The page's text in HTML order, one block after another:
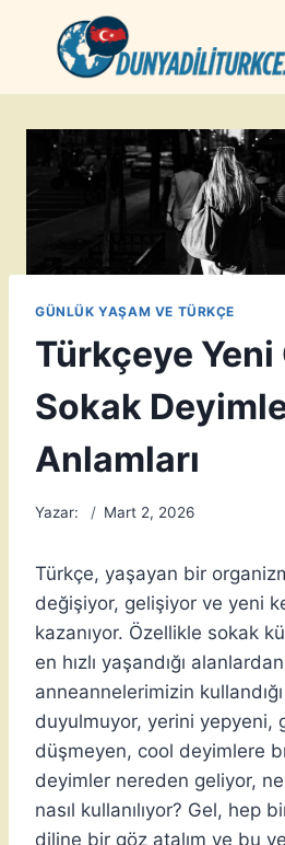
content
GÜNLÜK YAŞAM VE TÜRKÇE
Türkçeye Yeni
Sokak
Anlamları
Yazar: Mart 2, 2026
Türkçe, yaşayan bir
değişiyor, gelişiyor ve yeni
kazanıyor. Özellikle sokak
en hızlı yaşandığı
anneannelerimizin
duyulmuyor, yerini yepyeni,
düşmeyen, cool deyimlere
deyimler nereden geliyor,
nasıl kullanılıyor? Gel, hep
diline bir göz atalım ve bu